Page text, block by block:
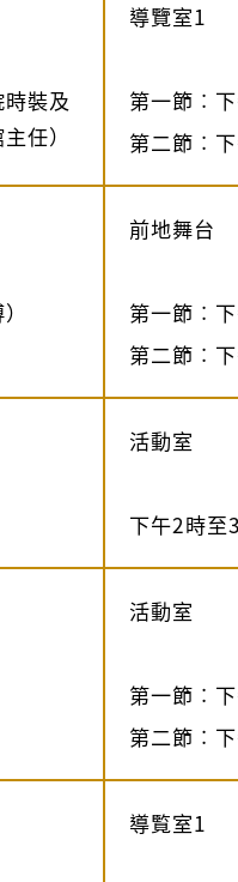
裝及
任）
導覽室1
第一節︰
第二節︰
前地舞台
第一節︰
第二節︰
活動室
下午2時至
活動室
第一節︰
第二節︰
導覧室1